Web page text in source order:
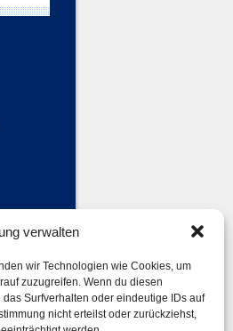
verwalten
wir Technologien wie Cookies, um
zuzugreifen. Wenn du diesen
Surfverhalten oder eindeutige IDs auf
nicht erteilst oder zurückziehst,